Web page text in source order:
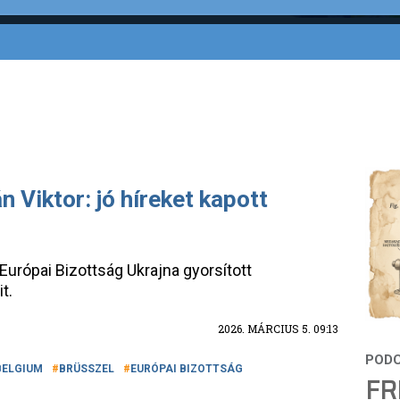
Viktor: jó híreket kapott
Bizottság Ukrajna gyorsított
2026. MÁRCIUS 5. 09:13
BRÜSSZEL EURÓPAI BIZOTTSÁG